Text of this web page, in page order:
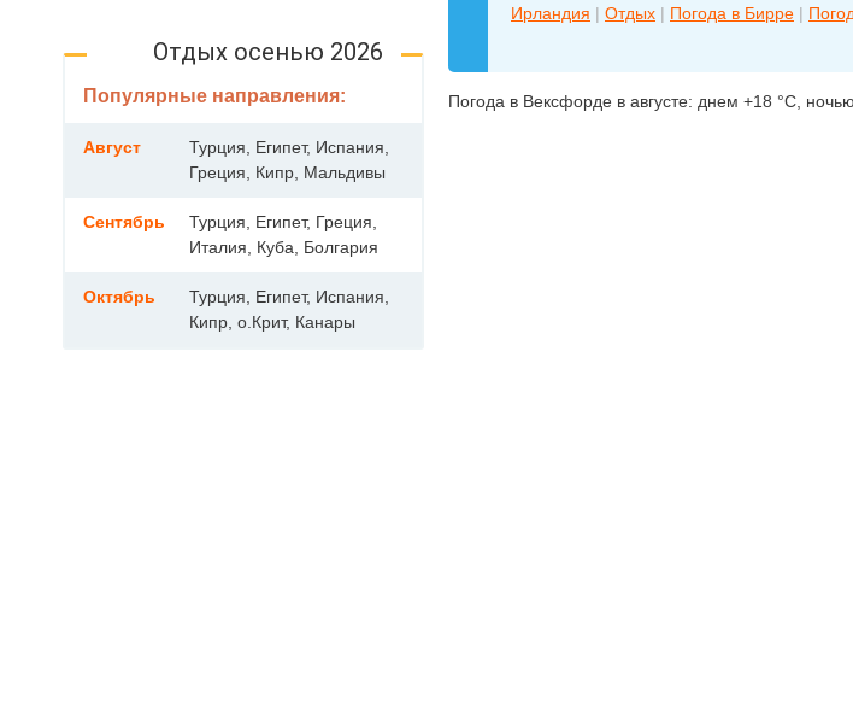
Ирландия | Отдых | Погода в Бирре |
Погода в Вексфорде в августе: днем +18 °C,
Отдых осенью 2026
Популярные направления:
Август
Турция, Египет, Испания,
Греция, Кипр, Мальдивы
Сентябрь
Турция, Египет, Греция,
Италия, Куба, Болгария
Октябрь
Турция, Египет, Испания,
Кипр, о.Крит, Канары